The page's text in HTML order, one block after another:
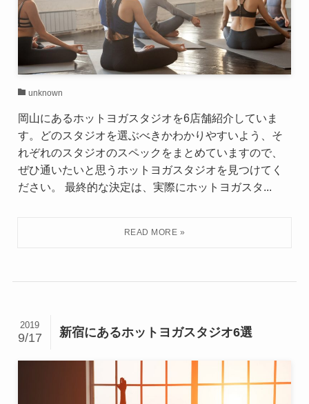
unknown
岡山にあるホットヨガスタジオを6店舗紹介していま
す。どのスタジオを選ぶべきかわかりやすいよう、そ
れぞれのスタジオのスペックをまとめていますので、
ぜひ通いたいと思うホットヨガスタジオを見つけてく
ださい。 最終的な決定は、実際にホットヨガスタ...
新宿にあるホットヨガスタジオ6選
2019
9/17